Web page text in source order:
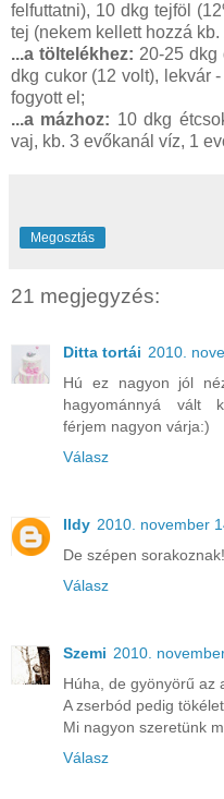
felfuttatni), 10 dkg tejföl
tej (nekem kellett hozzá
...a töltelékhez: 20-25 dkg
dkg cukor (12 volt), lekvár
fogyott el;
...a mázhoz: 10 dkg
vaj, kb. 3 evőkanál víz, 1
Megosztás
21 megjegyzés:
Ditta tortái 2010.
Hú ez nagyon jól
hagyománnyá vált
férjem nagyon várja:)
Válasz
Ildy 2010. november
De szépen
Válasz
Szemi 2010.
Húha, de gyönyörű az
A zserbód pedig
Mi nagyon szeretünk
Válasz